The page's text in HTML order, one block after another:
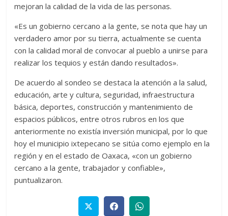
mejoran la calidad de la vida de las personas.
«Es un gobierno cercano a la gente, se nota que hay un
verdadero amor por su tierra, actualmente se cuenta
con la calidad moral de convocar al pueblo a unirse para
realizar los tequios y están dando resultados».
De acuerdo al sondeo se destaca la atención a la salud,
educación, arte y cultura, seguridad, infraestructura
básica, deportes, construcción y mantenimiento de
espacios públicos, entre otros rubros en los que
anteriormente no existía inversión municipal, por lo que
hoy el municipio ixtepecano se sitúa como ejemplo en la
región y en el estado de Oaxaca, «con un gobierno
cercano a la gente, trabajador y confiable»,
puntualizaron.